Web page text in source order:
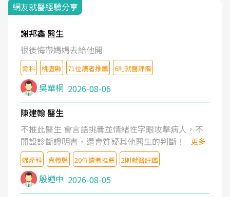
網友就醫經驗分享
謝邦鑫 醫生
很後悔帶媽媽去給他開
骨科 桃園縣 71位讀者推薦 6則就醫評鑑
吳華桐 2026-08-06
陳建翰 醫生
不推此醫生 會言語挑釁並情緒性字眼攻擊病人，不
開設診斷證明書，還會質疑其他醫生的判斷！
更多
婦產科 嘉義縣 20位讀者推薦 2則就醫評鑑
殷迺中 2026-08-05